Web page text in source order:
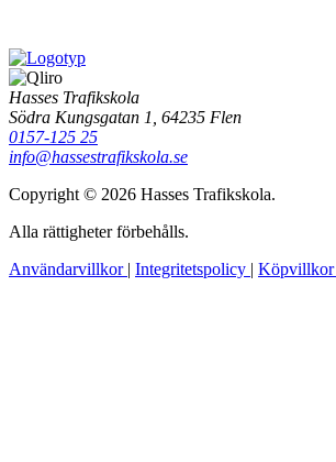
Hasses Trafikskola
Södra Kungsgatan 1, 64235 Flen
0157-125 25
info@hassestrafikskola.se
Copyright © 2026 Hasses Trafikskola.
Alla rättigheter förbehålls.
Användarvillkor | Integritetspolicy | Köpvillkor